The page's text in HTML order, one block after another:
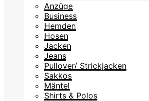
Anzüge
Business
Hemden
Hosen
Jacken
Jeans
Pullover/ Strickjacken
Sakkos
Mäntel
Shirts & Polos